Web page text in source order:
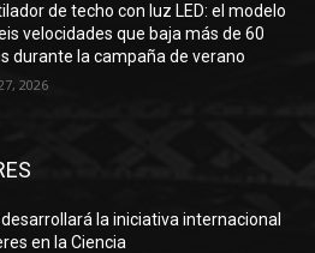
de techo con luz LED: el modelo
velocidades que baja más de 60
durante la campaña de verano
2026
desarrollará la iniciativa internacional
en la Ciencia